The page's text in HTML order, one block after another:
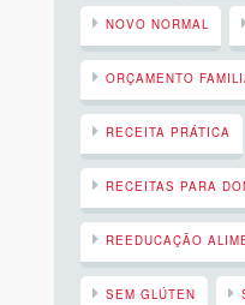
NOVO NORMAL
ORÇAMENTO
RECEITA PRÁTICA
RECEITAS PARA
REEDUCAÇÃO
SEM GLÚTEN